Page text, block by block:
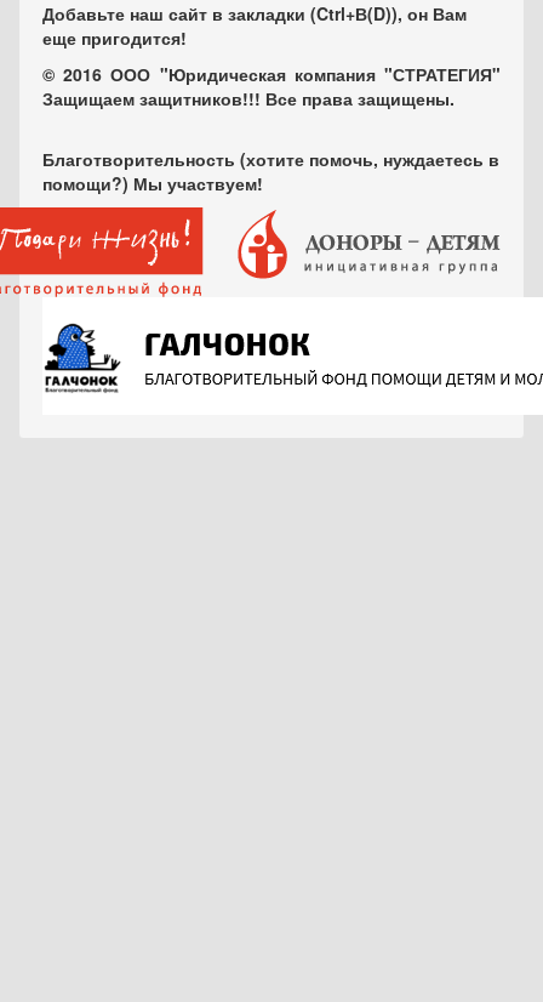
Добавьте наш сайт в закладки (Ctrl+В(D)), он Вам
еще пригодится!
© 2016 ООО "Юридическая компания "СТРАТЕГИЯ"
Защищаем защитников!!! Все права защищены.
Благотворительность (хотите помочь, нуждаетесь в
помощи?) Мы участвуем!